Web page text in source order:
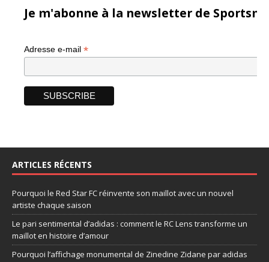
Je m'abonne à la newsletter de
Adresse e-mail *
ARTICLES RÉCENTS
Pourquoi le Red Star FC réinvente son maillot avec un nouvel
artiste chaque saison
Le pari sentimental d’adidas : comment le RC Lens transforme un
maillot en histoire d’amour
Pourquoi l’affichage monumental de Zinedine Zidane par adidas